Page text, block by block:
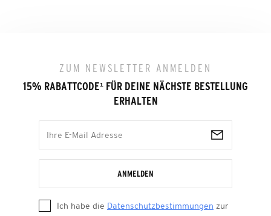
ZUM NEWSLETTER ANMELDEN
15% RABATTCODE¹ FÜR DEINE NÄCHSTE BESTELLUNG
ERHALTEN
ANMELDEN
Ich habe die Datenschutzbestimmungen zur